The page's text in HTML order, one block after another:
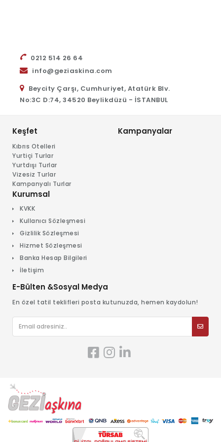
0212 514 26 64
info@geziaskina.com
Beycity Çarşı, Cumhuriyet, Atatürk Blv.
No:3C D:74, 34520 Beylikdüzü - İSTANBUL
Keşfet
Kıbrıs Otelleri
Yurtiçi Turlar
Yurtdışı Turlar
Vizesiz Turlar
Kampanyalı Turlar
Kampanyalar
Kurumsal
KVKK
Kullanıcı Sözleşmesi
Gizlilik Sözleşmesi
Hizmet Sözleşmesi
Banka Hesap Bilgileri
İletişim
E-Bülten &Sosyal Medya
En özel tatil teklifleri posta kutunuzda, hemen kaydolun!